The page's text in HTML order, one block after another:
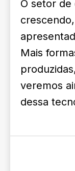
O setor
Mais
veremos
dessa